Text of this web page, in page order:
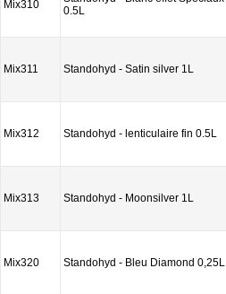
Mix310
0.5L
Mix311 Standohyd - Satin silver 1L
Mix312 Standohyd - lenticulaire fin 0.5L
Mix313 Standohyd - Moonsilver 1L
Mix320 Standohyd - Bleu Diamond 0,25L